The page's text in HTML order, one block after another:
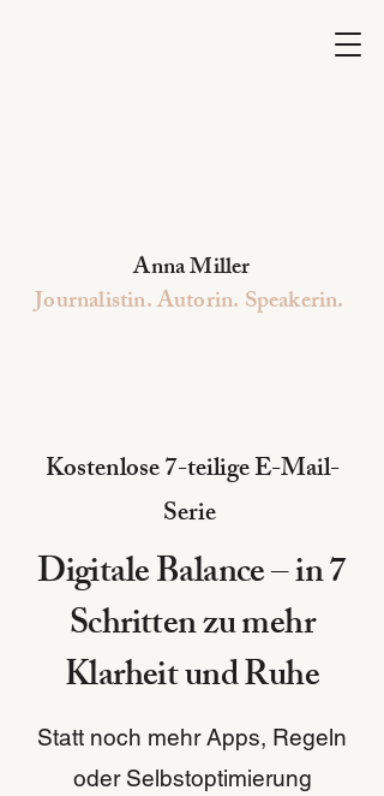
Anna Miller
Journalistin. Autorin. Speakerin.
Kostenlose 7-teilige E-Mail-
Serie
Digitale Balance – in 7
Schritten zu mehr
Klarheit und Ruhe
Statt noch mehr Apps, Regeln
oder Selbstoptimierung